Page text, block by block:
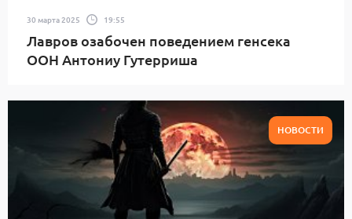
30 марта 2025 19:55
Лавров озабочен поведением генсека
ООН Антониу Гутерриша
НОВОСТИ